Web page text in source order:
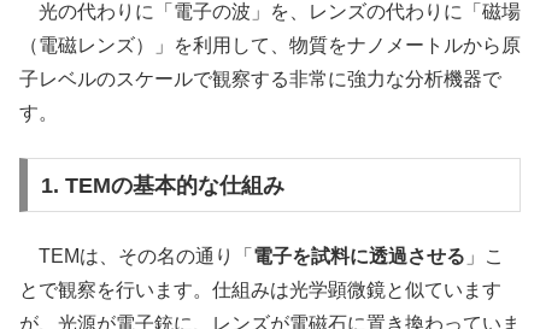
光の代わりに「電子の波」を、レンズの代わりに「磁場
（電磁レンズ）」を利用して、物質をナノメートルから原
子レベルのスケールで観察する非常に強力な分析機器で
す。
1. TEMの基本的な仕組み
TEMは、その名の通り「 電子を試料に透過させる 」こ
とで観察を行います。仕組みは光学顕微鏡と似ています
が、光源が電子銃に、レンズが電磁石に置き換わっていま